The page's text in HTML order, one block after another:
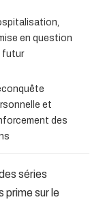
en question
futur
et
des
séries
prime sur le